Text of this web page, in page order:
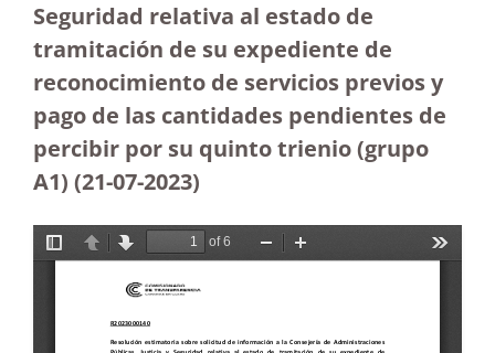
Seguridad relativa al estado de
tramitación de su expediente de
reconocimiento de servicios previos y
pago de las cantidades pendientes de
percibir por su quinto trienio (grupo
A1) (21-07-2023)